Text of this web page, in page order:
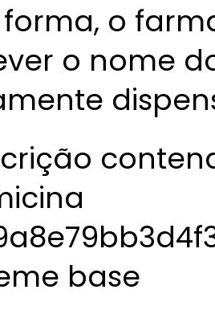
forma, o
o nome
base